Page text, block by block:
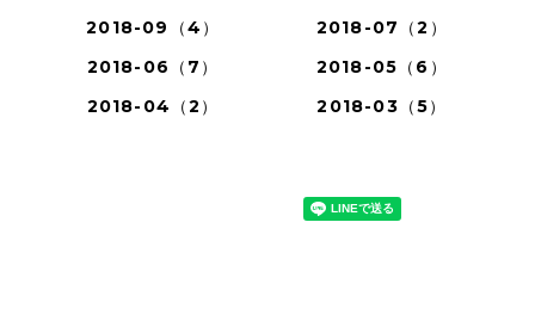
2018-09（4）
2018-07（2）
2018-06（7）
2018-05（6）
2018-04（2）
2018-03（5）